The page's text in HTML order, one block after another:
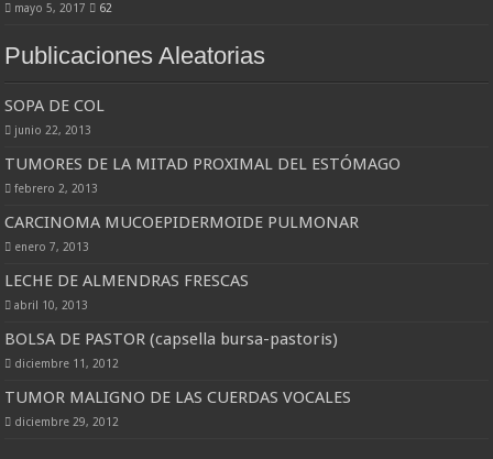
mayo 5, 2017 62
Publicaciones Aleatorias
SOPA DE COL
junio 22, 2013
TUMORES DE LA MITAD PROXIMAL DEL ESTÓMAGO
febrero 2, 2013
CARCINOMA MUCOEPIDERMOIDE PULMONAR
enero 7, 2013
LECHE DE ALMENDRAS FRESCAS
abril 10, 2013
BOLSA DE PASTOR (capsella bursa-pastoris)
diciembre 11, 2012
TUMOR MALIGNO DE LAS CUERDAS VOCALES
diciembre 29, 2012